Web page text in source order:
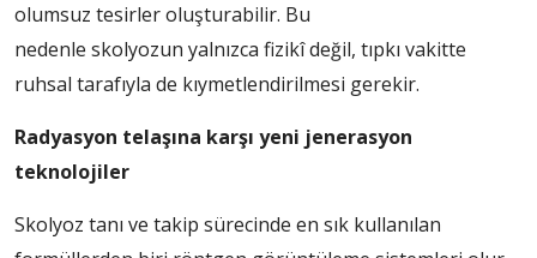
olumsuz tesirler oluşturabilir. Bu
nedenle skolyozun yalnızca fizikî değil, tıpkı vakitte
ruhsal tarafıyla de kıymetlendirilmesi gerekir.
Radyasyon telaşına karşı yeni jenerasyon
teknolojiler
Skolyoz tanı ve takip sürecinde en sık kullanılan